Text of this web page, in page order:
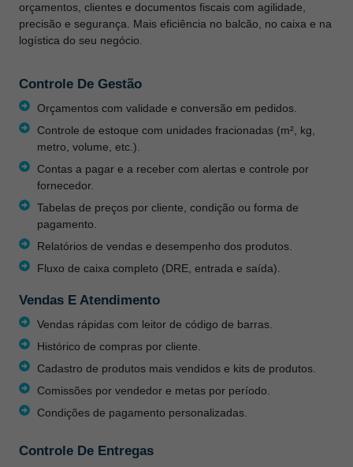
orçamentos, clientes e documentos fiscais com agilidade,
precisão e segurança. Mais eficiência no balcão, no caixa e na
logística do seu negócio.
Controle De Gestão
Orçamentos com validade e conversão em pedidos.
Controle de estoque com unidades fracionadas (m², kg,
metro, volume, etc.).
Contas a pagar e a receber com alertas e controle por
fornecedor.
Tabelas de preços por cliente, condição ou forma de
pagamento.
Relatórios de vendas e desempenho dos produtos.
Fluxo de caixa completo (DRE, entrada e saída).
Vendas E Atendimento
Vendas rápidas com leitor de código de barras.
Histórico de compras por cliente.
Cadastro de produtos mais vendidos e kits de produtos.
Comissões por vendedor e metas por período.
Condições de pagamento personalizadas.
Controle De Entregas